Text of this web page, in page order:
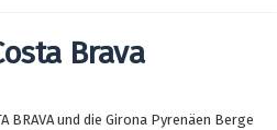
Brava
BRAVA und die Girona Pyrenäen Berge